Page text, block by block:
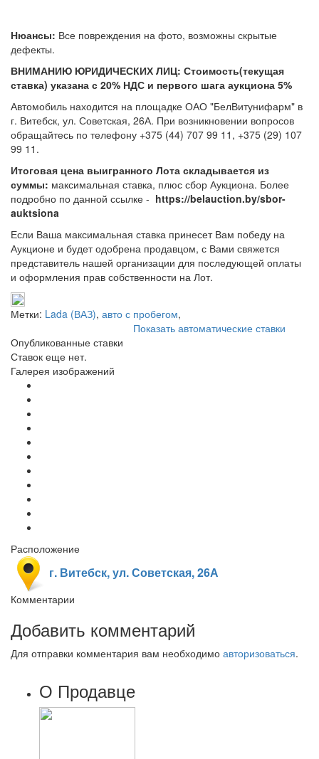
Нюансы: Все повреждения на фото, возможны скрытые
дефекты.
ВНИМАНИЮ ЮРИДИЧЕСКИХ ЛИЦ: Стоимость(текущая
ставка) указана с 20% НДС и первого шага аукциона 5%
Автомобиль находится на площадке ОАО "БелВитунифарм" в
г. Витебск, ул. Советская, 26А. При возникновении вопросов
обращайтесь по телефону +375 (44) 707 99 11, +375 (29) 107
99 11.
Итоговая цена выигранного Лота складывается из
суммы: максимальная ставка, плюс сбор Аукциона. Более
подробно по данной ссылке - https://belauction.by/sbor-
auktsiona
Если Ваша максимальная ставка принесет Вам победу на
Аукционе и будет одобрена продавцом, с Вами свяжется
представитель нашей организации для последующей оплаты
и оформления прав собственности на Лот.
Метки: Lada (ВАЗ), авто с пробегом,
Показать автоматические ставки
Опубликованные ставки
Ставок еще нет.
Галерея изображений
Расположение
г. Витебск, ул. Советская, 26А
Комментарии
Добавить комментарий
Для отправки комментария вам необходимо авторизоваться.
О Продавце